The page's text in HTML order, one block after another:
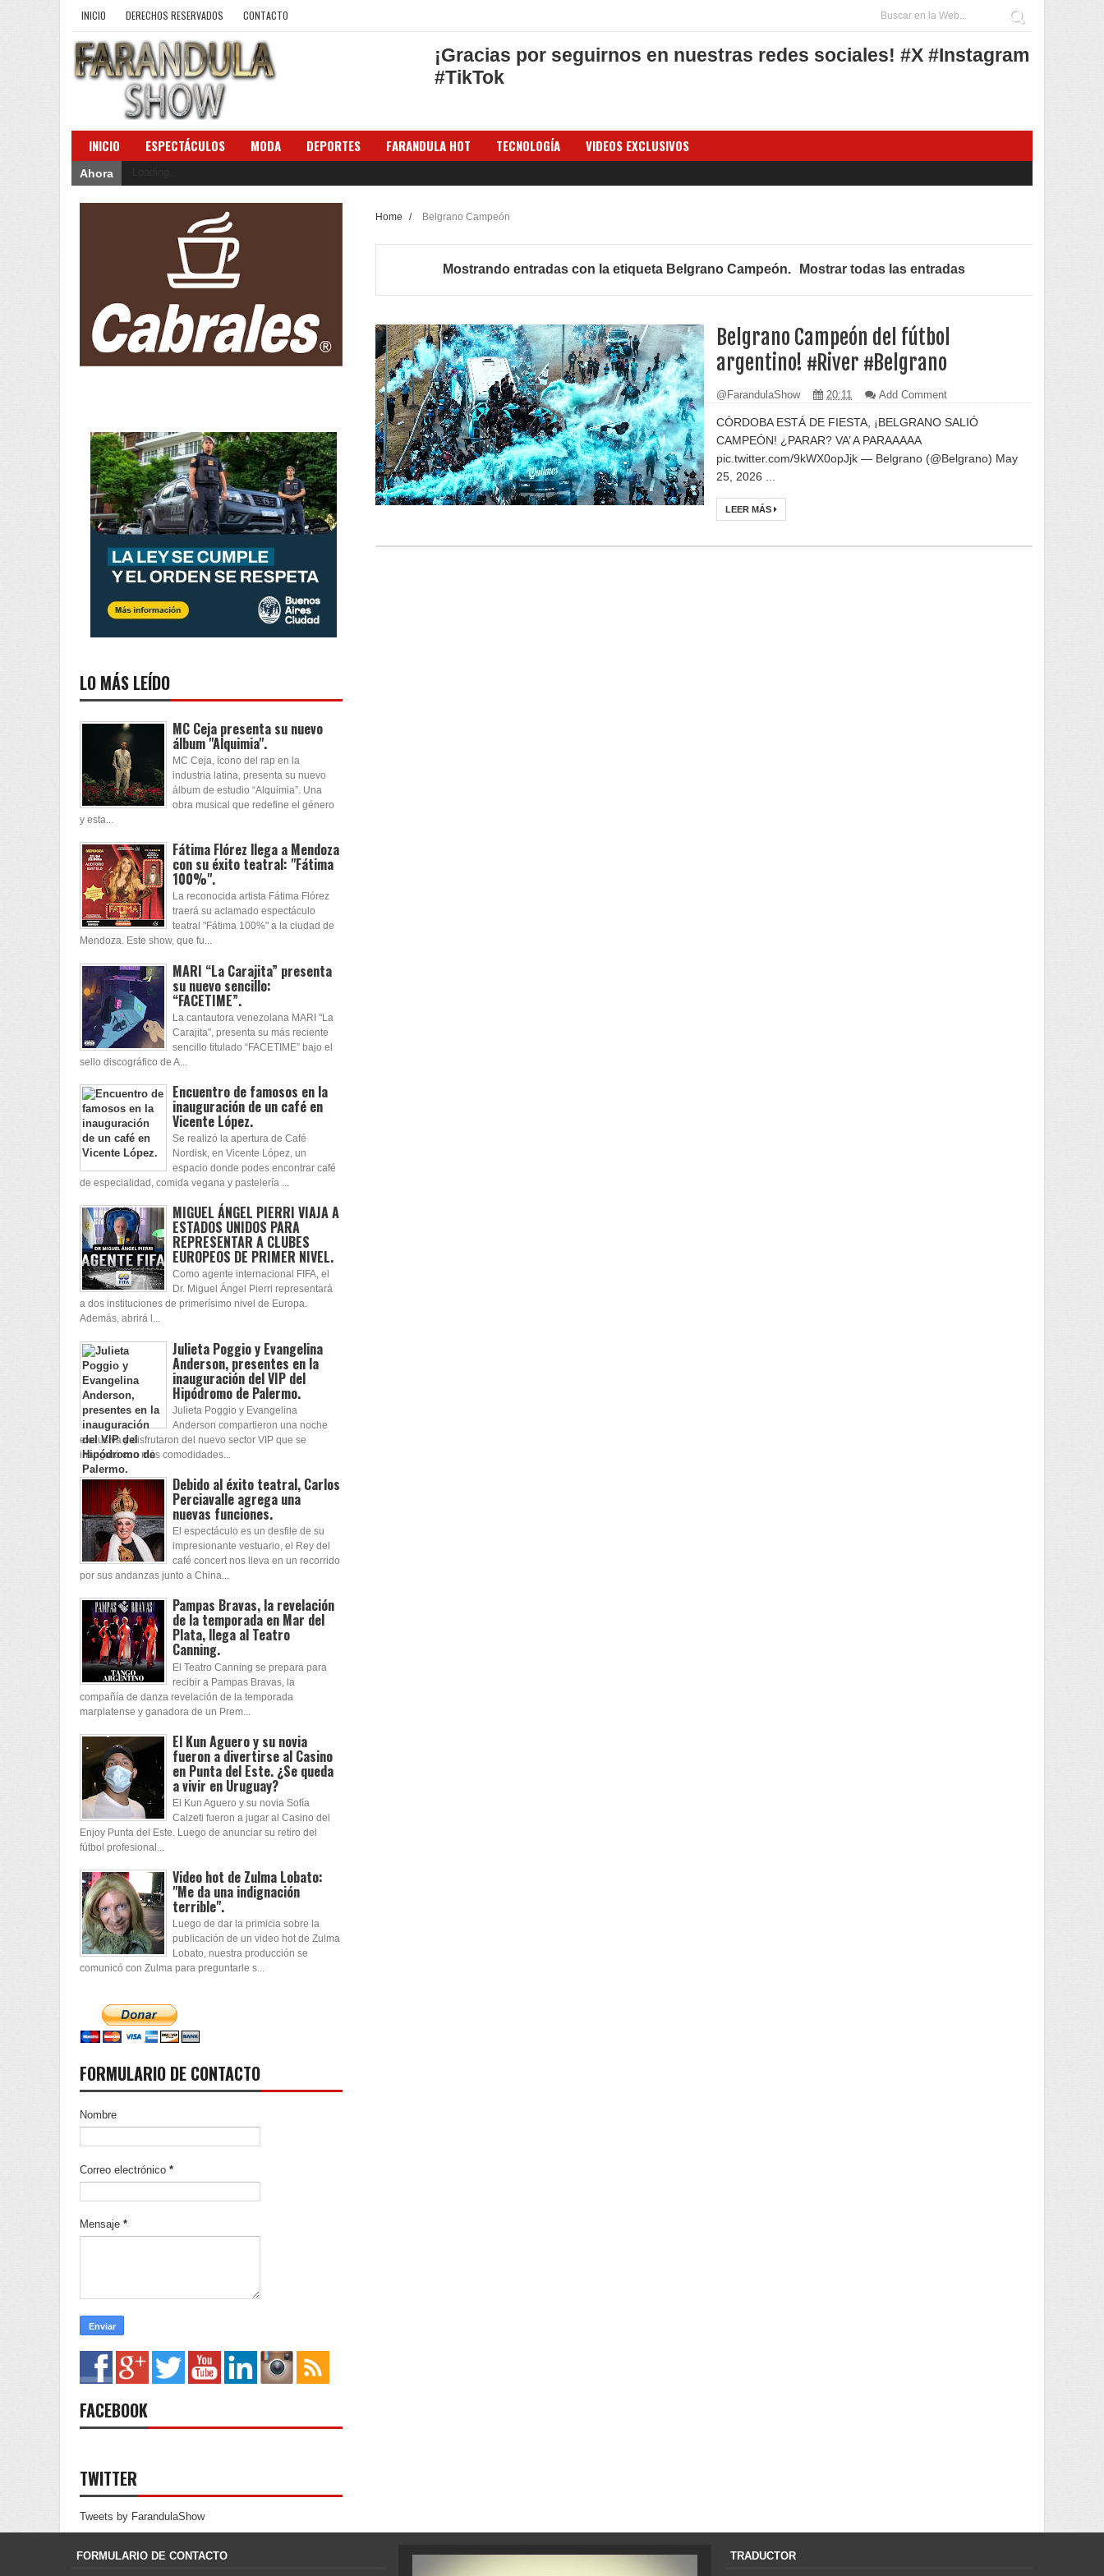
INICIO DERECHOS RESERVADOS CONTACTO
¡Gracias por seguirnos en nuestras redes sociales! #X #Instagram
#TikTok
INICIO ESPECTÁCULOS MODA DEPORTES FARANDULA HOT TECNOLOGÍA VIDEOS EXCLUSIVOS
Ahora
Home / Belgrano Campeón
Mostrando entradas con la etiqueta Belgrano Campeón. Mostrar todas las entradas
Belgrano Campeón del fútbol
argentino! #River #Belgrano
@FarandulaShow 20:11 Add Comment
CÓRDOBA ESTÁ DE FIESTA, ¡BELGRANO SALIÓ
CAMPEÓN! ¿PARAR? VA’ A PARAAAAA
pic.twitter.com/9kWX0opJjk — Belgrano (@Belgrano) May
25, 2026 ...
LEER MÁS
LO MÁS LEÍDO
MC Ceja presenta su nuevo
álbum "Alquimia".
MC Ceja, ícono del rap en la
industria latina, presenta su nuevo
álbum de estudio “Alquimia”. Una
obra musical que redefine el género
y esta...
Fátima Flórez llega a Mendoza
con su éxito teatral: "Fátima
100%".
La reconocida artista Fátima Flórez
traerá su aclamado espectáculo
teatral "Fátima 100%" a la ciudad de
Mendoza. Este show, que fu...
MARI “La Carajita” presenta
su nuevo sencillo:
“FACETIME”.
La cantautora venezolana MARI "La
Carajita", presenta su más reciente
sencillo titulado “FACETIME” bajo el
sello discográfico de A...
Encuentro de famosos en la
inauguración de un café en
Vicente López.
Se realizó la apertura de Café
Nordisk, en Vicente López, un
espacio donde podes encontrar café
de especialidad, comida vegana y pastelería ...
MIGUEL ÁNGEL PIERRI VIAJA A
ESTADOS UNIDOS PARA
REPRESENTAR A CLUBES
EUROPEOS DE PRIMER NIVEL.
Como agente internacional FIFA, el
Dr. Miguel Ángel Pierri representará
a dos instituciones de primerísimo nivel de Europa.
Además, abrirá l...
Julieta Poggio y Evangelina
Anderson, presentes en la
inauguración del VIP del
Hipódromo de Palermo.
Julieta Poggio y Evangelina
Anderson compartieron una noche
exclusiva y disfrutaron del nuevo sector VIP que se
inauguró con más comodidades...
Debido al éxito teatral, Carlos
Perciavalle agrega una
nuevas funciones.
El espectáculo es un desfile de su
impresionante vestuario, el Rey del
café concert nos lleva en un recorrido
por sus andanzas junto a China...
Pampas Bravas, la revelación
de la temporada en Mar del
Plata, llega al Teatro
Canning.
El Teatro Canning se prepara para
recibir a Pampas Bravas, la
compañía de danza revelación de la temporada
marplatense y ganadora de un Prem...
El Kun Aguero y su novia
fueron a divertirse al Casino
en Punta del Este. ¿Se queda
a vivir en Uruguay?
El Kun Aguero y su novia Sofía
Calzeti fueron a jugar al Casino del
Enjoy Punta del Este. Luego de anunciar su retiro del
fútbol profesional...
Video hot de Zulma Lobato:
"Me da una indignación
terrible".
Luego de dar la primicia sobre la
publicación de un video hot de Zulma
Lobato, nuestra producción se
comunicó con Zulma para preguntarle s...
FORMULARIO DE CONTACTO
Nombre
Correo electrónico *
Mensaje *
FACEBOOK
TWITTER
Tweets by FarandulaShow
FORMULARIO DE CONTACTO TRADUCTOR